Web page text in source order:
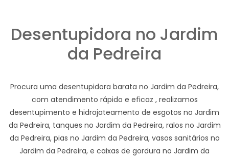
Desentupidora no Jardim
da Pedreira
Procura uma desentupidora barata no Jardim da Pedreira,
com atendimento rápido e eficaz , realizamos
desentupimento e hidrojateamento de esgotos no Jardim
da Pedreira, tanques no Jardim da Pedreira, ralos no Jardim
da Pedreira, pias no Jardim da Pedreira, vasos sanitários no
Jardim da Pedreira, e caixas de gordura no Jardim da